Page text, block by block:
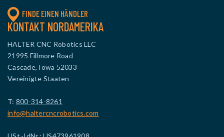
FINDE EINEN HÄNDLER
KONTAKT NORDAMERIKA
HALTER CNC Robotics LLC
21995 Fillmore Road
Cascade, Iowa 52033
Vereinigte Staaten
T: 800-314-8261
info@haltercncrobotics.com